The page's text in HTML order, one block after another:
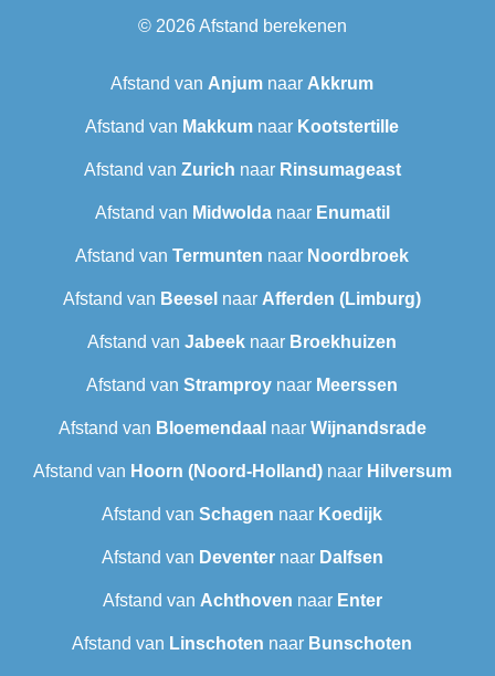
© 2026Afstand berekenen
Afstand van Anjum naar Akkrum
Afstand van Makkum naar Kootstertille
Afstand van Zurich naar Rinsumageast
Afstand van Midwoldanaar Enumatil
Afstand van Termunten naar Noordbroek
Afstand van Beesel naar Afferden (Limburg)
Afstand van Jabeek naar Broekhuizen
Afstand van Stramproy naar Meerssen
Afstand van Bloemendaal naar Wijnandsrade
Afstand van Hoorn (Noord-Holland)naar Hilversum
Afstand van Schagen naar Koedijk
Afstand van Deventernaar Dalfsen
Afstand van Achthoven naar Enter
Afstand van Linschoten naar Bunschoten